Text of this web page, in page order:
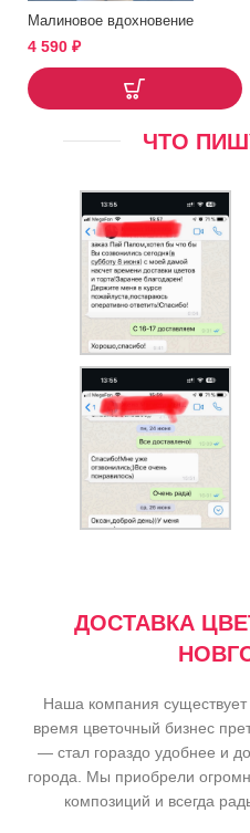
Малиновое вдохновение
4 590 ₽
ЧТО
ДОСТАВКА
Наша компания
время цветочный бизнес
— стал гораздо удобнее и
города. Мы приобрели
композиций и всегда